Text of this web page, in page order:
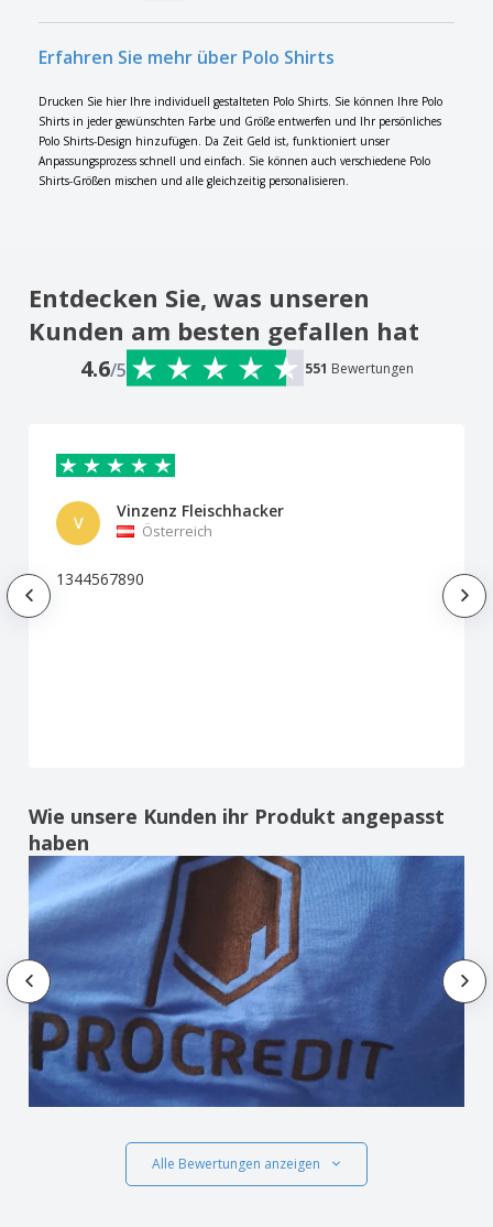
Erfahren Sie mehr über Polo Shirts
Drucken Sie hier Ihre individuell gestalteten Polo Shirts. Sie können Ihre Polo
Shirts in jeder gewünschten Farbe und Größe entwerfen und Ihr persönliches
Polo Shirts-Design hinzufügen. Da Zeit Geld ist, funktioniert unser
Anpassungsprozess schnell und einfach. Sie können auch verschiedene Polo
Shirts-Größen mischen und alle gleichzeitig personalisieren.
Entdecken Sie, was unseren
Kunden am besten gefallen hat
4.6/5 551 Bewertungen
V
Vinzenz Fleischhacker
Österreich
1344567890
Wie unsere Kunden ihr Produkt angepasst
haben
Alle Bewertungen anzeigen